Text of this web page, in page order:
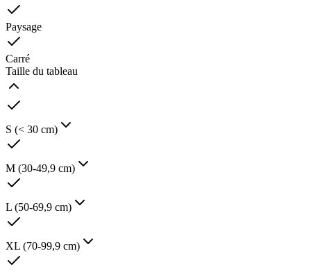
Paysage
Carré
Taille du tableau
S (< 30 cm)
M (30-49,9 cm)
L (50-69,9 cm)
XL (70-99,9 cm)